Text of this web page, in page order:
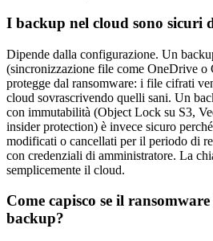
I backup nel cloud sono sicuri
Dipende dalla configurazione. Un
(sincronizzazione file come OneDrive
protegge dal ransomware: i file cifrati
cloud sovrascrivendo quelli sani. Un
con immutabilità (Object Lock su S3,
insider protection) è invece sicuro
modificati o cancellati per il periodo di
con credenziali di amministratore. La
semplicemente il cloud.
Come capisco se il
backup?